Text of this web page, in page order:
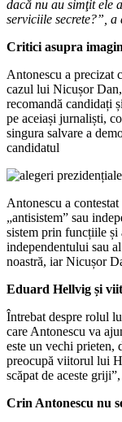
dacă nu au simţit ele
serviciile secrete?”,
Critici asupra
Antonescu a precizat
cazul lui Nicușor
recomandă candidați
pe aceiași jurnaliști,
singura salvare a
candidatul
Antonescu a
„antisistem” sau
sistem prin funcțiile
independentului sau
noastră, iar Nicușor
Eduard Hellvig și
Întrebat despre rolul
care Antonescu va
este un vechi prieten,
preocupă viitorul lui
scăpat de aceste
Crin Antonescu nu